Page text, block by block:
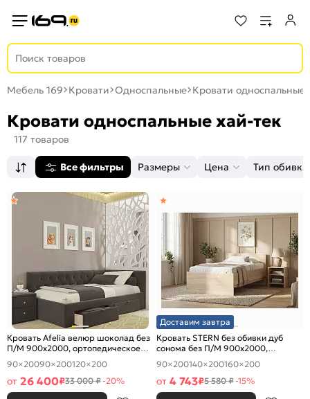
Мебель 169 Кровати Односпальные Кровати односпальные
Кровати односпальные хай-тек
117 товаров
Все фильтры Размеры Цена Тип обивки
Кровать Afelia велюр шоколад без
П/М 900x2000, ортопедическое
основание, изголовье мягкое
90×20090×200120×200
от 26 400₽33 000 ₽-20%
Доставим завтра
Кровать STERN без обивки дуб
сонома без П/М 900x2000,
изголовье жесткое
90×200140×200160×200
от 4 743₽5 580 ₽-15%